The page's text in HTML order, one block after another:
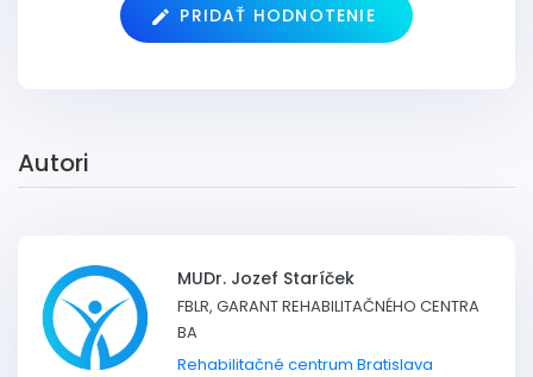
PRIDAŤ HODNOTENIE
Autori
MUDr. Jozef Staríček
FBLR, GARANT REHABILITAČNÉHO CENTRA
BA
Rehabilitačné centrum Bratislava